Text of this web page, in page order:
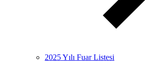
2025 Yılı Fuar Listesi